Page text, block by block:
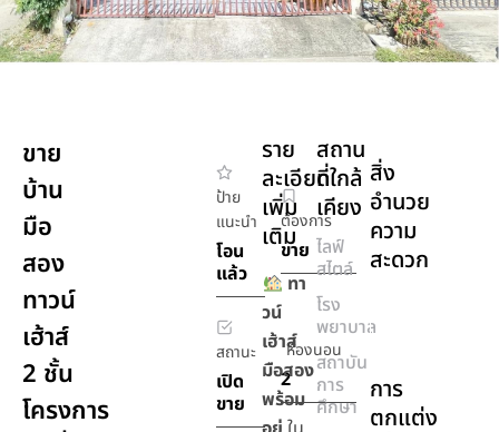
ขาย
บ้าน
มือ
สอง
ทาวน์
เฮ้าส์
2 ชั้น
โครงการ
ป้าย
แนะนำ
โอน
แล้ว
ต้องการ
ขาย
สถานะ
เปิด
ขาย
ห้องนอน
2
ราย
ละเอียด
เพิ่ม
เติม
ทา
วน์
เฮ้าส์
มือสอง
พร้อม
สถาน
ที่ใกล้
เคียง
ไลฟ์
สไตล์
โรง
พยาบาล
สถาบัน
การ
ศึกษา
สิ่ง
อำนวย
ความ
สะดวก
การ
ตกแต่ง